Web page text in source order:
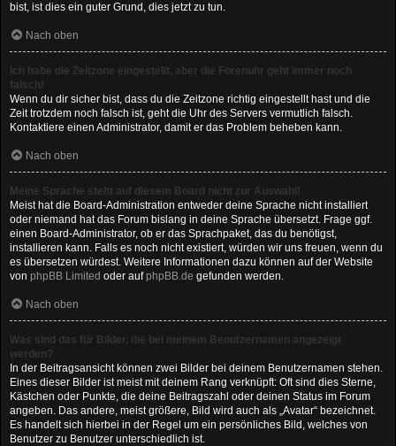
bist, ist dies ein guter Grund, dies jetzt zu tun.
Nach oben
Ich habe die Zeitzone eingestellt, aber die Forenuhr geht immer noch
falsch!
Wenn du dir sicher bist, dass du die Zeitzone richtig eingestellt hast und die
Zeit trotzdem noch falsch ist, geht die Uhr des Servers vermutlich falsch.
Kontaktiere einen Administrator, damit er das Problem beheben kann.
Nach oben
Meine Sprache steht auf diesem Board nicht zur Auswahl!
Meist hat die Board-Administration entweder deine Sprache nicht installiert
oder niemand hat das Forum bislang in deine Sprache übersetzt. Frage ggf.
einen Board-Administrator, ob er das Sprachpaket, das du benötigst,
installieren kann. Falls es noch nicht existiert, würden wir uns freuen, wenn du
es übersetzen würdest. Weitere Informationen dazu können auf der Website
von phpBB Limited oder aufphpBB.de gefunden werden.
Nach oben
Was sind das für Bilder, die bei meinem Benutzernamen angezeigt
werden?
In der Beitragsansicht können zwei Bilder bei deinem Benutzernamen stehen.
Eines dieser Bilder ist meist mit deinem Rang verknüpft: Oft sind dies Sterne,
Kästchen oder Punkte, die deine Beitragszahl oder deinen Status im Forum
angeben. Das andere, meist größere, Bild wird auch als „Avatar“ bezeichnet.
Es handelt sich hierbei in der Regel um ein persönliches Bild, welches von
Benutzer zu Benutzer unterschiedlich ist.